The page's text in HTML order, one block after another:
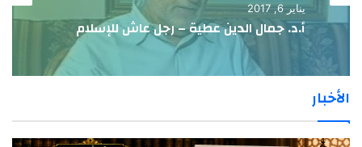
يناير 6, 2017
أ.د. جمال الدين عطية – رجل عاش للإسلام
الأخبار